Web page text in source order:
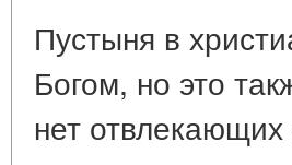
Пустыня в
Богом, но это
нет